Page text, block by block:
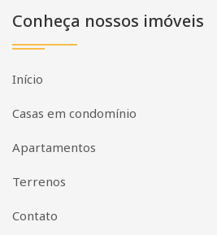
Conheça nossos imóveis
Início
Casas em condomínio
Apartamentos
Terrenos
Contato